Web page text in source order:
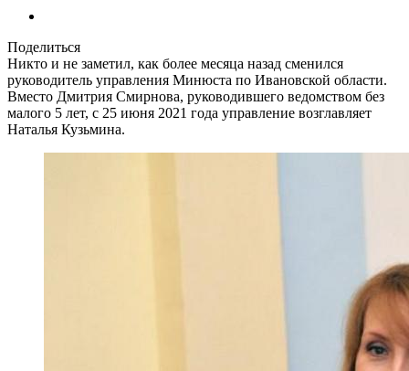
Поделиться
Никто и не заметил, как более месяца назад сменился
руководитель управления Минюста по Ивановской области.
Вместо Дмитрия Смирнова, руководившего ведомством без
малого 5 лет, с 25 июня 2021 года управление возглавляет
Наталья Кузьмина.